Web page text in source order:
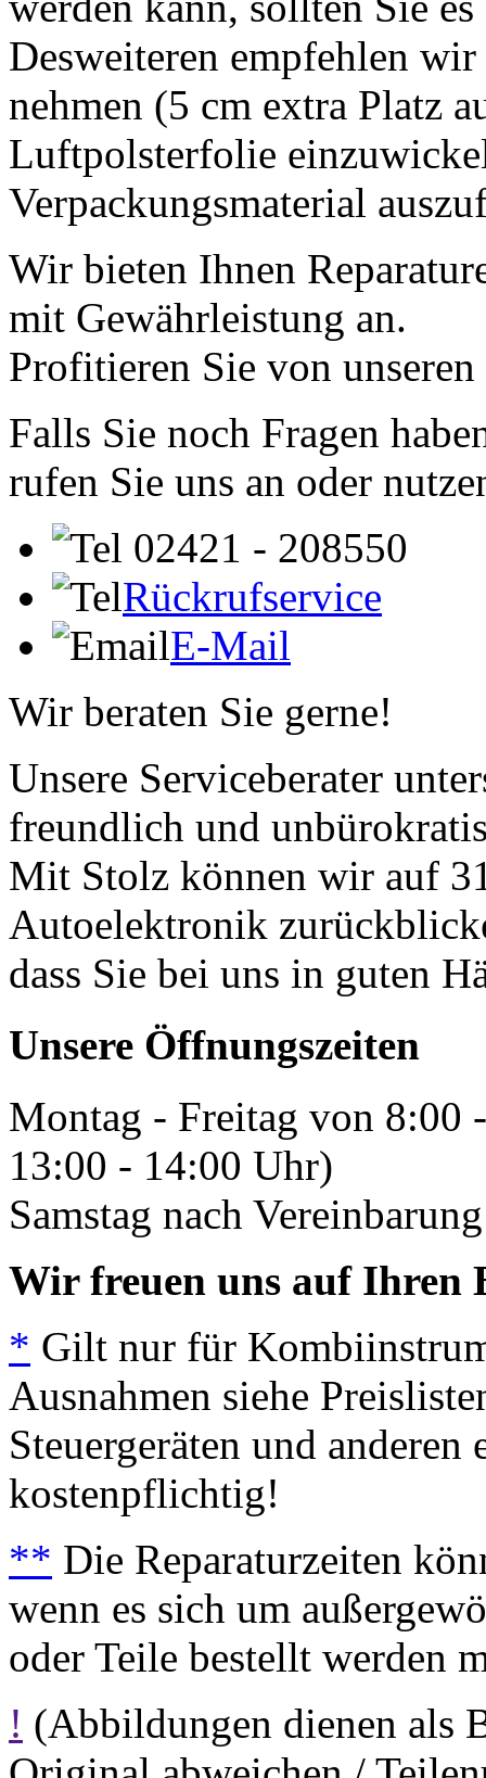
Desweiteren empfehlen
nehmen (5 cm extra Platz
Luftpolsterfolie
Verpackungsmaterial
Wir bieten Ihnen
mit Gewährleistung an.
Profitieren Sie von
Falls Sie noch Fragen
rufen Sie uns an oder
02421 - 208550
Rückrufservice
E-Mail
Wir beraten Sie gerne!
Unsere Serviceberater
freundlich und
Mit Stolz können wir auf
Autoelektronik
dass Sie bei uns in guten
Unsere Öffnungszeiten
Montag - Freitag von 8:00
13:00 - 14:00 Uhr)
Samstag nach
Wir freuen uns auf Ihren
* Gilt nur für
Ausnahmen siehe
Steuergeräten und
kostenpflichtig!
** Die Reparaturzeiten
wenn es sich um
oder Teile bestellt werden
! (Abbildungen dienen als